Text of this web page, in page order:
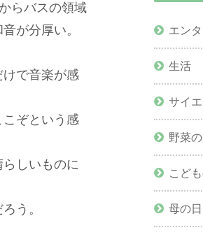
らバスの領域
が分厚い。
で音楽が感
ぞという感
しいものに
う。
エンタ
生活
サイ
野菜
こど
母の日